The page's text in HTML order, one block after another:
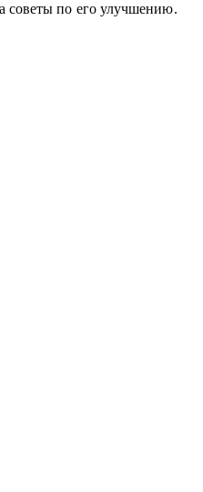
советы по его улучшению.